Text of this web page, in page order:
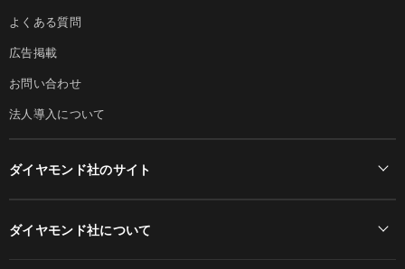
よくある質問
広告掲載
お問い合わせ
法人導入について
ダイヤモンド社のサイト
ダイヤモンド社について